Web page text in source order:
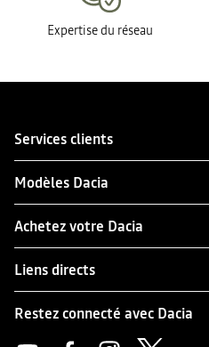
Expertise du réseau
Services clients
Modèles Dacia
Achetez votre Dacia
Liens directs
Restez connecté avec Dacia